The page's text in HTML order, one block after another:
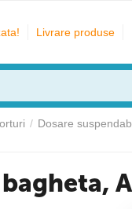
Livrare produse
/ Dosare